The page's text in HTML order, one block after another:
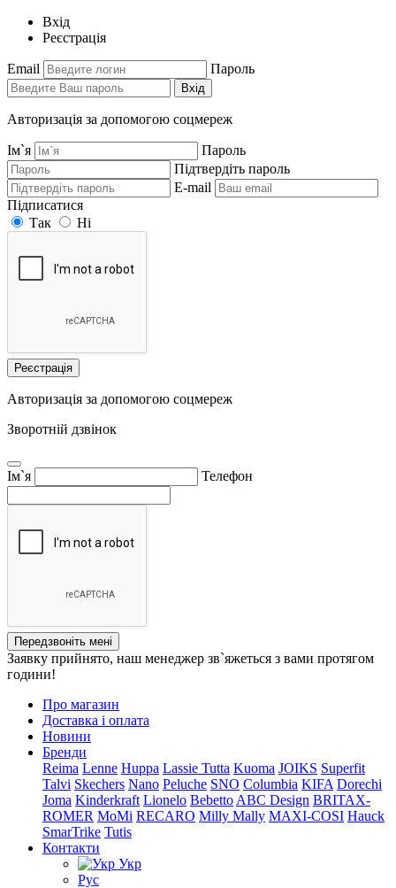
Вхід
Реєстрація
Email Пароль
Вхід
Авторизація за допомогою соцмереж
Ім`я
Пароль
Підтвердіть пароль
E-mail
Підписатися
Так
Ні
Реєстрація
Авторизація за допомогою соцмереж
Зворотній дзвінок
Ім`я Телефон
Передзвоніть мені
Заявку прийнято, наш менеджер зв`яжеться з вами протягом
години!
Про магазин
Доставка і оплата
Новини
Бренди
Reima Lenne Huppa Lassie Tutta Kuoma JOIKS Superfit
Talvi Skechers Nano Peluche SNO Columbia KIFA Dorechi
Joma Kinderkraft Lionelo Bebetto ABC Design BRITAX-
ROMER MoMi RECARO Milly Mally MAXI-COSI Hauck
SmarTrike Tutis
Контакти
Укр
Рус